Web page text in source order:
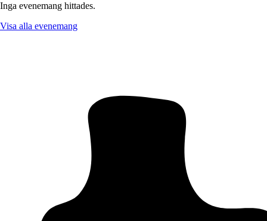
Inga evenemang hittades.
Visa alla evenemang